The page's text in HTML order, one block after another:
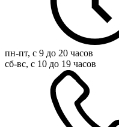
пн-пт, с 9 до 20 часов
сб-вс, с 10 до 19 часов